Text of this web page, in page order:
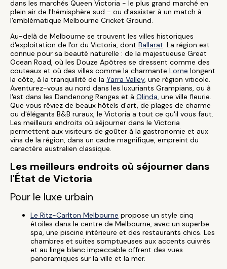
dans les marchés Queen Victoria - le plus grand marché en
plein air de l'hémisphère sud - ou d'assister à un match à
l'emblématique Melbourne Cricket Ground.
Au-delà de Melbourne se trouvent les villes historiques
d'exploitation de l'or du Victoria, dont Ballarat. La région est
connue pour sa beauté naturelle : de la majestueuse Great
Ocean Road, où les Douze Apôtres se dressent comme des
couteaux et où des villes comme la charmante Lorne longent
la côte, à la tranquillité de la Yarra Valley, une région viticole.
Aventurez-vous au nord dans les luxuriants Grampians, ou à
l'est dans les Dandenong Ranges et à Olinda, une ville fleurie.
Que vous rêviez de beaux hôtels d'art, de plages de charme
ou d'élégants B&B ruraux, le Victoria a tout ce qu'il vous faut.
Les meilleurs endroits où séjourner dans le Victoria
permettent aux visiteurs de goûter à la gastronomie et aux
vins de la région, dans un cadre magnifique, empreint du
caractère australien classique.
Les meilleurs endroits où séjourner dans
l'État de Victoria
Pour le luxe urbain
Le Ritz-Carlton Melbourne propose un style cinq
étoiles dans le centre de Melbourne, avec un superbe
spa, une piscine intérieure et des restaurants chics. Les
chambres et suites somptueuses aux accents cuivrés
et au linge blanc impeccable offrent des vues
panoramiques sur la ville et la mer.